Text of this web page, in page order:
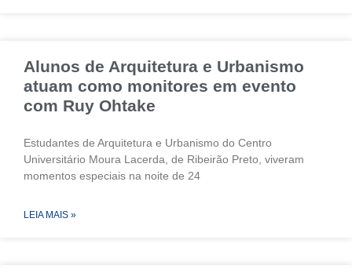
Alunos de Arquitetura e Urbanismo
atuam como monitores em evento
com Ruy Ohtake
Estudantes de Arquitetura e Urbanismo do Centro
Universitário Moura Lacerda, de Ribeirão Preto, viveram
momentos especiais na noite de 24
LEIA MAIS »